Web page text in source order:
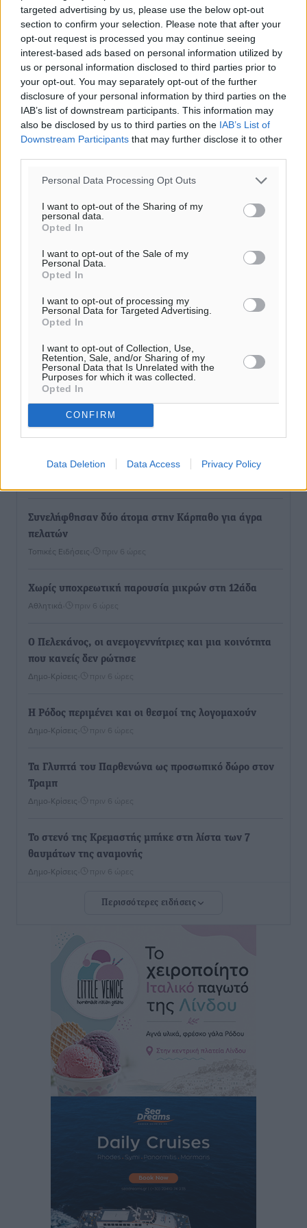
targeted advertising by us, please use the below opt-out
section to confirm your selection. Please note that after your
opt-out request is processed you may continue seeing
interest-based ads based on personal information utilized by
us or personal information disclosed to third parties prior to
your opt-out. You may separately opt-out of the further
disclosure of your personal information by third parties on the
IAB’s list of downstream participants. This information may
also be disclosed by us to third parties on the IAB’s List of
Downstream Participants that may further disclose it to other
Personal Data Processing Opt Outs
I want to opt-out of the Sharing of my
personal data.
Opted In
I want to opt-out of the Sale of my
Personal Data.
Opted In
I want to opt-out of processing my
Personal Data for Targeted Advertising.
Opted In
I want to opt-out of Collection, Use,
Retention, Sale, and/or Sharing of my
Personal Data that Is Unrelated with the
Purposes for which it was collected.
Opted In
CONFIRM
Data Deletion Data Access Privacy Policy
Ροή ειδήσεων
αγωνιστικών της κανονικής περιόδου
Συνελήφθησαν δύο άτομα στην Κάρπαθο για άγρα
πελατών
Τοπικές Ειδήσεις πριν 6 ώρες
Χωρίς υποχρεωτική παρουσία μικρών στη 12άδα
Αθλητικά πριν 6 ώρες
Ο Πελεκάνος, οι ανεμογεννήτριες και μια κοινότητα
που κανείς δεν ρώτησε
Δημο-Κρίσεις πριν 6 ώρες
Η Ρόδος περιμένει και οι θεσμοί της λογομαχούν
Δημο-Κρίσεις πριν 6 ώρες
Τα Γλυπτά του Παρθενώνα ως προσωπικό δώρο στον
Τραμπ
Δημο-Κρίσεις πριν 6 ώρες
Το στενό της Κρεμαστής μπήκε στη λίστα των 7
θαυμάτων της αναμονής
Δημο-Κρίσεις πριν 6 ώρες
ΣΕΤΕ: Σημαντική θεσμική εξέλιξη η ΚΥΑ για το ΕΧΠ
Ειδήσεις πριν 6 ώρες
Γ. Χατζημάρκος: “Δύο μεγάλες δεσμεύσεις
Γεωργιάδη” – Κίνητρα για τους γιατρούς των νησιών
και συνεργασία Ρόδου με το Αττικόν για το
Ακτινοθεραπευτικό
Τοπικές Ειδήσεις• πριν 6 ώρες
Σούπερ μάρκετ: Διευρύνεται η εθνική πρωτοβουλία
για τις τιμές – Eρχονται νέες συμμετοχές εταιρειών
Συνελήφθησαν έξι άτομα για ηχορύπανση από
πριν 7 ώρες
15 Αυγούστου 2026: Πώς θα πληρωθούν όσοι
Περισσότερες ειδήσεις